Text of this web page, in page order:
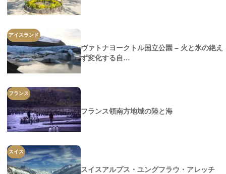
アイスランド
ヴァトナヨークトル国立公園 – 火と氷の絶え
ず変化する自…
フランス
フランス領南方地域の陸と海
スイス
スイスアルプス・ユングフラウ・アレッチ